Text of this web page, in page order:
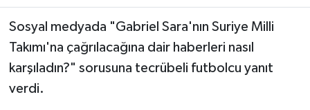
Sosyal medyada "Gabriel Sara'nın Suriye Milli
Takımı'na çağrılacağına dair haberleri nasıl
karşıladın?" sorusuna tecrübeli futbolcu yanıt
verdi.
Çalışma Hayatı
Kadın
Yurt